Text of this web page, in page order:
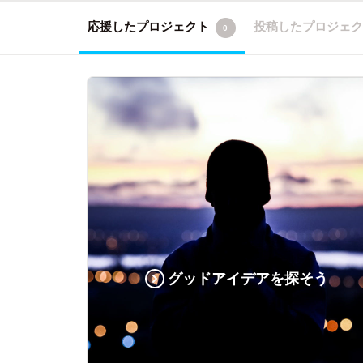
応援したプロジェクト 0 投稿したプロジェ
グッドアイデアを探そう